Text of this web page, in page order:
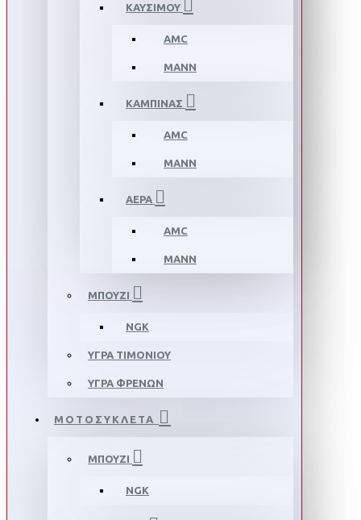
ΚΑΥΣΙΜΟΥ
AMC
MANN
ΚΑΜΠΙΝΑΣ
AMC
MANN
ΑΕΡΑ
AMC
MANN
ΜΠΟΥΖΙ
NGK
ΥΓΡΑ ΤΙΜΟΝΙΟΥ
ΥΓΡΑ ΦΡΕΝΩΝ
ΜΟΤΟΣΥΚΛΕΤΑ
ΜΠΟΥΖΙ
NGK